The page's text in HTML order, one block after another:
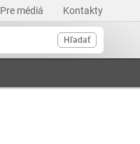
Pre médiá Kontakty
Hľadať